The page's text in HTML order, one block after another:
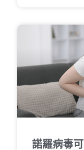
諾羅病毒